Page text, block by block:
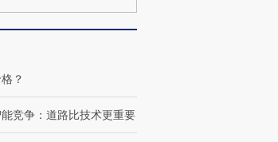
？
竞争：道路比技术更重要